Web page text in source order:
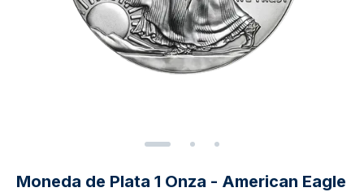
Moneda de Plata 1 Onza - American Eagle